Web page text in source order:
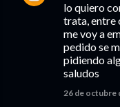
lo quiero
trata, entre
me voy a
pedido se
pidiendo
saludos
26 de octubre